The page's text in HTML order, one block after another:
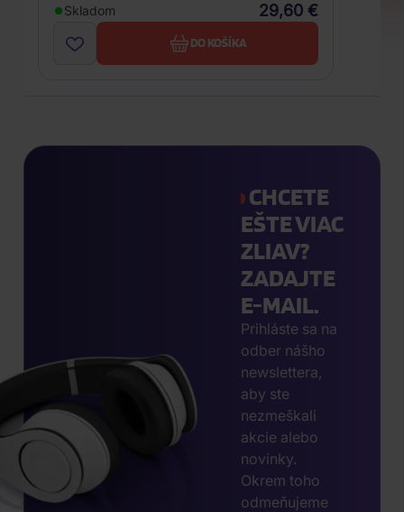
Skladom 29,60 €
DO KOŠÍKA
CHCETE
EŠTE VIAC
ZLIAV?
ZADAJTE
E-MAIL.
Prihláste sa na
odber nášho
newslettera,
aby ste
nezmeškali
akcie alebo
novinky.
Okrem toho
odmeňujeme